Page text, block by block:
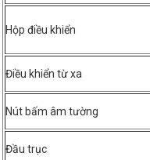
Hộp điều khiển
Điều khiển từ xa
Nút bấm âm tường
Đầu trục